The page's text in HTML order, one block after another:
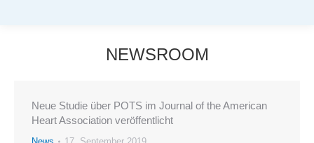
NEWSROOM
Neue Studie über POTS im Journal of the American
Heart Association veröffentlicht